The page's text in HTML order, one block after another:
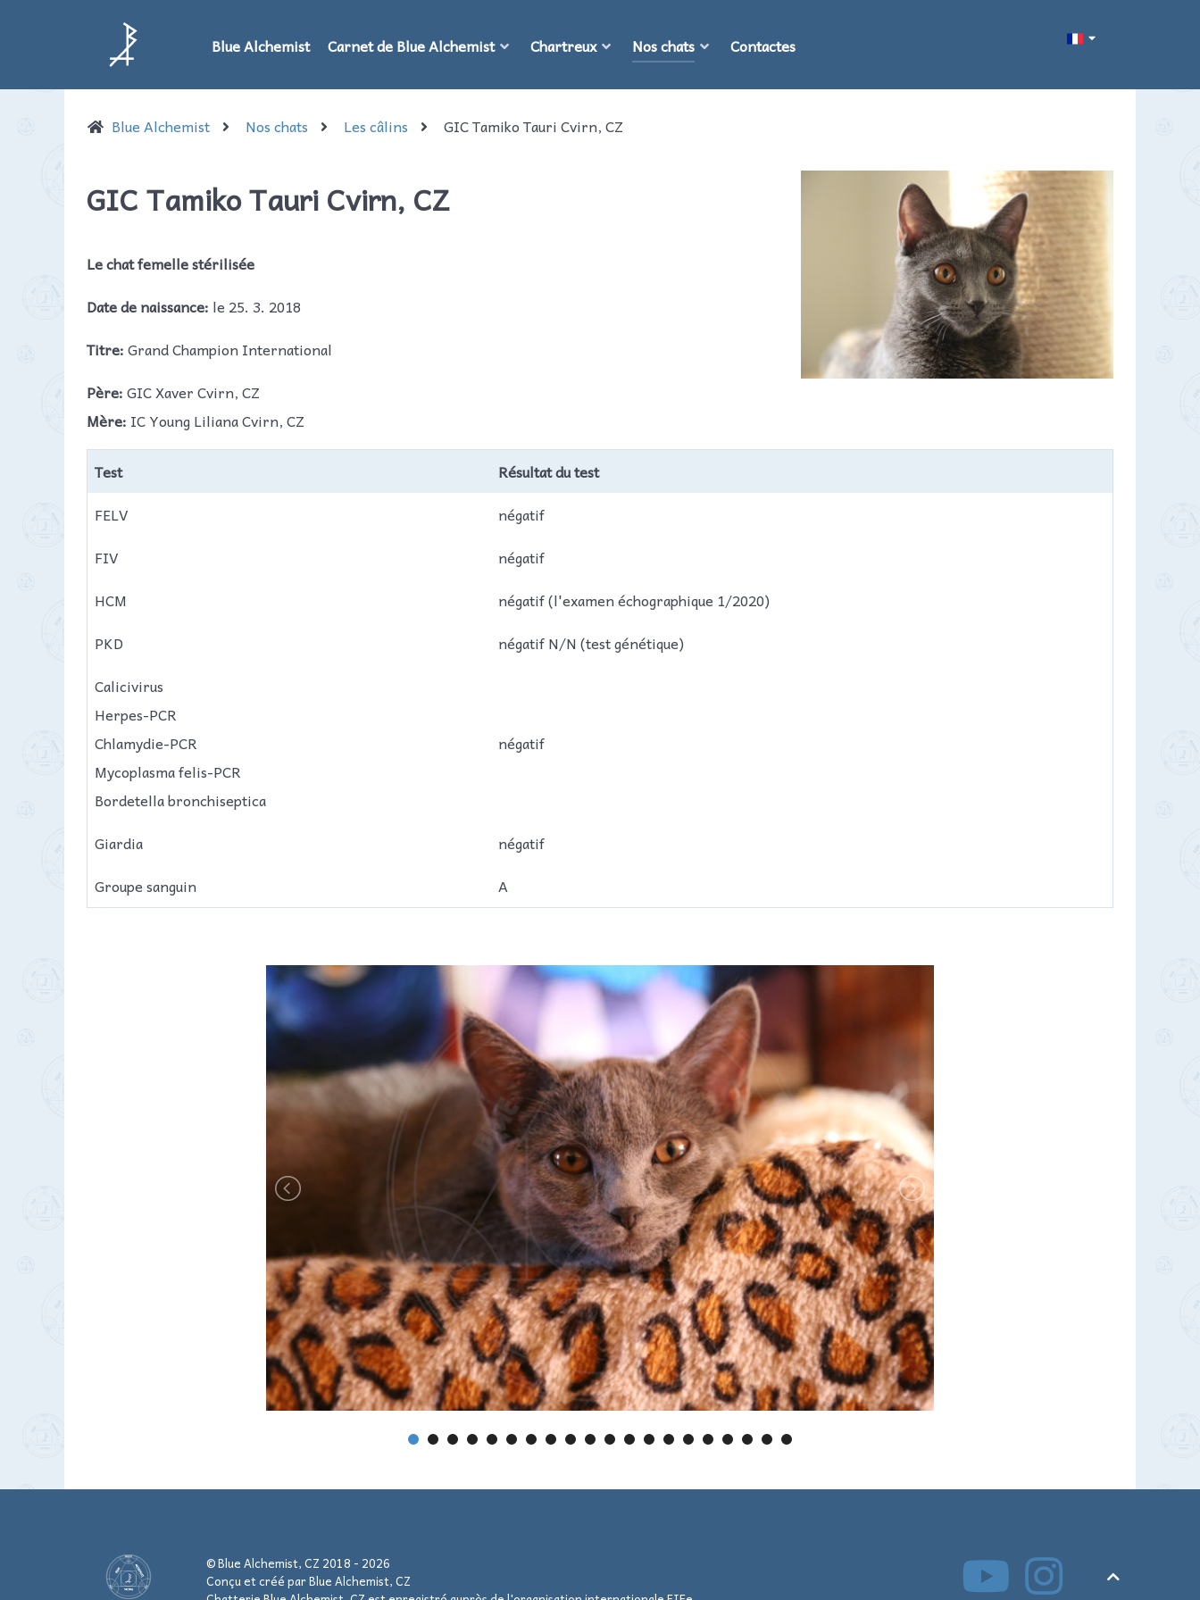
Blue Alchemist Carnet de Blue Alchemist Chartreux Nos chats Contactes
Blue Alchemist Nos chats Les câlins GIC Tamiko Tauri Cvirn, CZ
GIC Tamiko Tauri Cvirn, CZ
Le chat femelle stérilisée
Date de naissance: le 25. 3. 2018
Titre:Grand Champion International
Père:GIC Xaver Cvirn, CZ
Mère: IC Young Liliana Cvirn, CZ
Test
Résultat du test
FELV
négatif
FIV
négatif
HCM
négatif (l'examen échographique 1/2020)
PKD
négatif N/N (test génétique)
Calicivirus
Herpes-PCR
Chlamydie-PCR
Mycoplasma felis-PCR
Bordetella bronchiseptica
négatif
Giardia
négatif
Groupe sanguin
A
© Blue Alchemist, CZ 2018 - 2026
Conçu et créé par Blue Alchemist, CZ